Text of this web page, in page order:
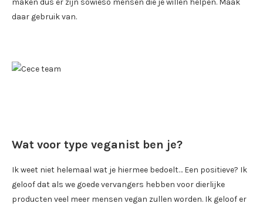
maken dus er zijn sowieso mensen die je willen helpen. Maak
daar gebruik van.
Wat voor type veganist ben je?
Ik weet niet helemaal wat je hiermee bedoelt… Een positieve? Ik
geloof dat als we goede vervangers hebben voor dierlijke
producten veel meer mensen vegan zullen worden. Ik geloof er